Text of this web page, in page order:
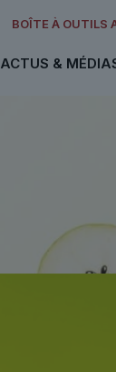
BOÎTE À OUTILS
ACTUS &